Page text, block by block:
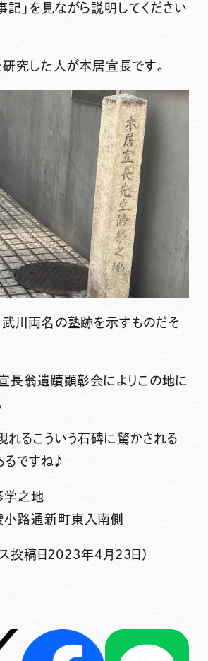
記」を見ながら説明してください
研究した人が本居宣長です。
武川両名の塾跡を示すものだそ
長翁遺蹟顕彰会によりこの地に
れるこういう石碑に驚かされる
るですね♪
学之地
路通新町東入南側
投稿日2023年4月23日）